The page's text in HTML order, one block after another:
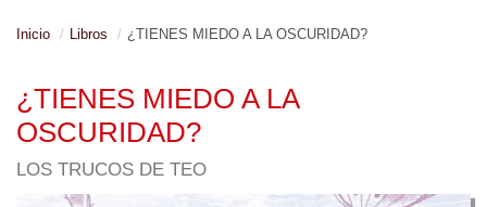
Inicio Libros ¿TIENES MIEDO A LA OSCURIDAD?
¿TIENES MIEDO A LA
OSCURIDAD?
LOS TRUCOS DE TEO